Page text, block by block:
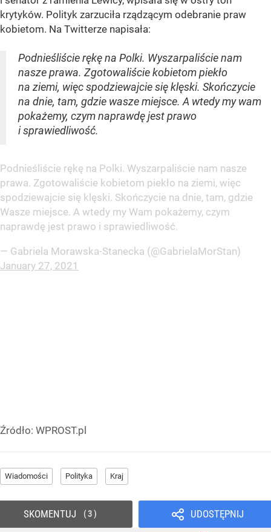
krytyków. Polityk zarzuciła rządzącym odebranie praw
kobietom. Na Twitterze napisała:
Podnieśliście rękę na Polki. Wyszarpaliście nam
nasze prawa. Zgotowaliście kobietom piekło
na ziemi, więc spodziewajcie się klęski. Skończycie
na dnie, tam, gdzie wasze miejsce. A wtedy my wam
pokażemy, czym naprawdę jest prawo
i sprawiedliwość.
Podnieśliście rękę na Polki. Wyszarpaliście nam nasze
prawa. Zgotowaliście kobietom piekło na ziemi, więc
spodziewajcie się klęski. Skończycie na dnie, tam, gdzie
Wasze miejsce. A wtedy my Wam pokażemy, czym
naprawdę jest prawo i sprawiedliwość.
— Gabriela Morawska-Stanecka (@GabrielaMorStan)
January 27, 2021
Źródło: WPROST.pl
Wiadomości Polityka Kraj
UDOSTĘPNIJ
SKOMENTUJ 3